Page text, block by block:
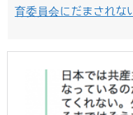
育委員会にだまされな